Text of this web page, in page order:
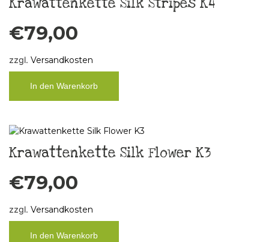
€79,00
zzgl. Versandkosten
In den Warenkorb
Krawattenkette Silk Flower K3
€79,00
zzgl. Versandkosten
In den Warenkorb